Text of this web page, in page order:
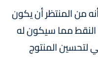
الأشغال فيه بلغت 94 في المائة وأنه من المنتظر أن يكون
مما سيكون له
لتحسين المنتوج